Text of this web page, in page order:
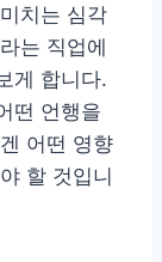
치는 심각
는 직업에
게 합니다.
떤 언행을
어떤 영향
할 것입니